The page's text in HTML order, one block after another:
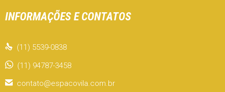
INFORMAÇÕES E CONTATOS
 (11) 5539-0838
(11) 94787-3458
 contato@espacovila.com.br